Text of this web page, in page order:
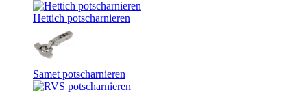
Hettich potscharnieren
Samet potscharnieren